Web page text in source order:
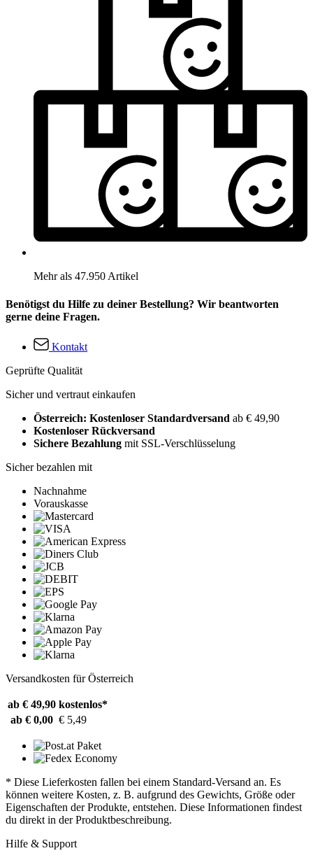
Mehr als 47.950 Artikel
Benötigst du Hilfe zu deiner Bestellung? Wir beantworten
gerne deine Fragen.
Kontakt
Geprüfte Qualität
Sicher und vertraut einkaufen
Österreich: Kostenloser Standardversand ab € 49,90
Kostenloser Rückversand
Sichere Bezahlung mit SSL-Verschlüsselung
Sicher bezahlen mit
Nachnahme
Vorauskasse
Versandkosten für Österreich
ab € 49,90 kostenlos*
ab € 0,00 € 5,49
* Diese Lieferkosten fallen bei einem Standard-Versand an. Es
können weitere Kosten, z. B. aufgrund des Gewichts, Größe oder
Eigenschaften der Produkte, entstehen. Diese Informationen findest
du direkt in der Produktbeschreibung.
Hilfe & Support